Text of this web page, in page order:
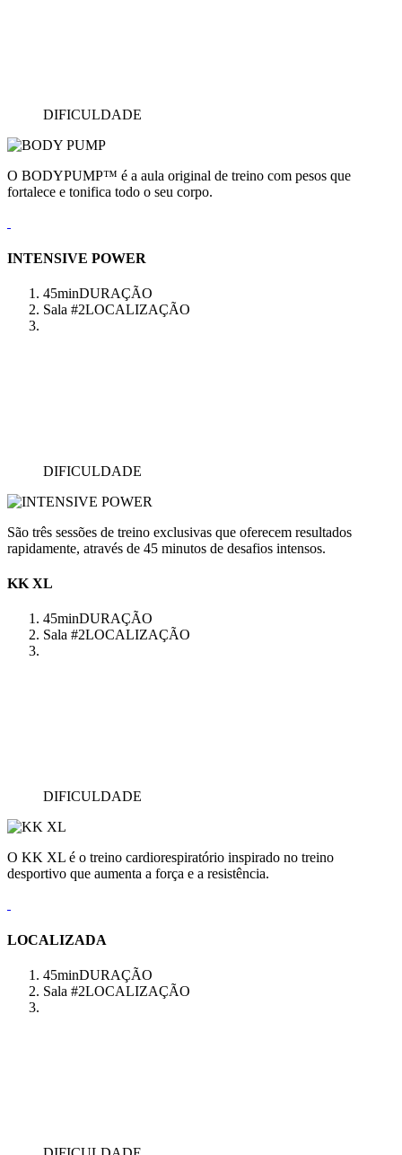
DIFICULDADE
O BODYPUMP™ é a aula original de treino com pesos que
fortalece e tonifica todo o seu corpo.
INTENSIVE POWER
45minDURAÇÃO
Sala #2LOCALIZAÇÃO
DIFICULDADE
São três sessões de treino exclusivas que oferecem resultados
rapidamente, através de 45 minutos de desafios intensos.
KK XL
45minDURAÇÃO
Sala #2LOCALIZAÇÃO
DIFICULDADE
O KK XL é o treino cardiorespiratório inspirado no treino
desportivo que aumenta a força e a resistência.
LOCALIZADA
45minDURAÇÃO
Sala #2LOCALIZAÇÃO